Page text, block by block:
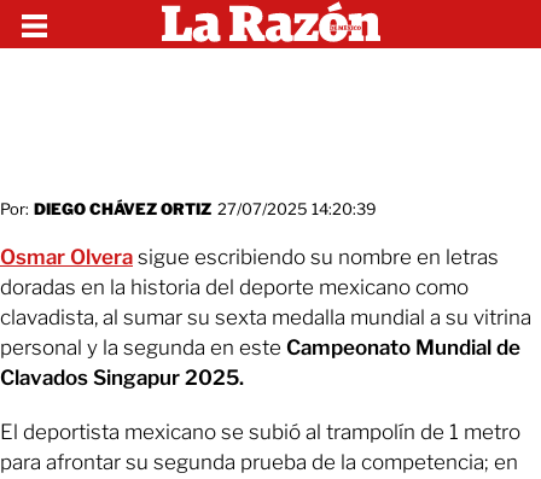
Por: DIEGO CHÁVEZ ORTIZ 27/07/2025 14:20:39
Osmar Olvera sigue escribiendo su nombre en letras
doradas en la historia del deporte mexicano como
clavadista, al sumar su sexta medalla mundial a su vitrina
personal y la segunda en este Campeonato Mundial de
Clavados Singapur 2025.
El deportista mexicano se subió al trampolín de 1 metro
para afrontar su segunda prueba de la competencia; en